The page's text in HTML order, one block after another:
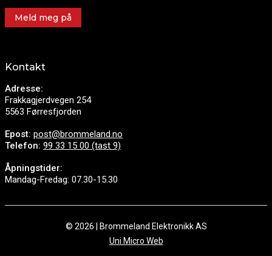
Meld meg på
Kontakt
Adresse:
Frakkagjerdvegen 254
5563 Førresfjorden
Epost: post@brommeland.no
Telefon: 99 33 15 00 (tast 9)
Åpningstider:
Mandag-Fredag: 07.30-15.30
© 2026 | Brommeland Elektronikk AS
Uni Micro Web